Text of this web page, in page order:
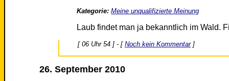
Kategorie: Meine unqualifizierte Meinung
Laub findet man ja bekanntlich im Wald.
[ 06 Uhr 54 ] - [Noch kein Kommentar]
26. September 2010